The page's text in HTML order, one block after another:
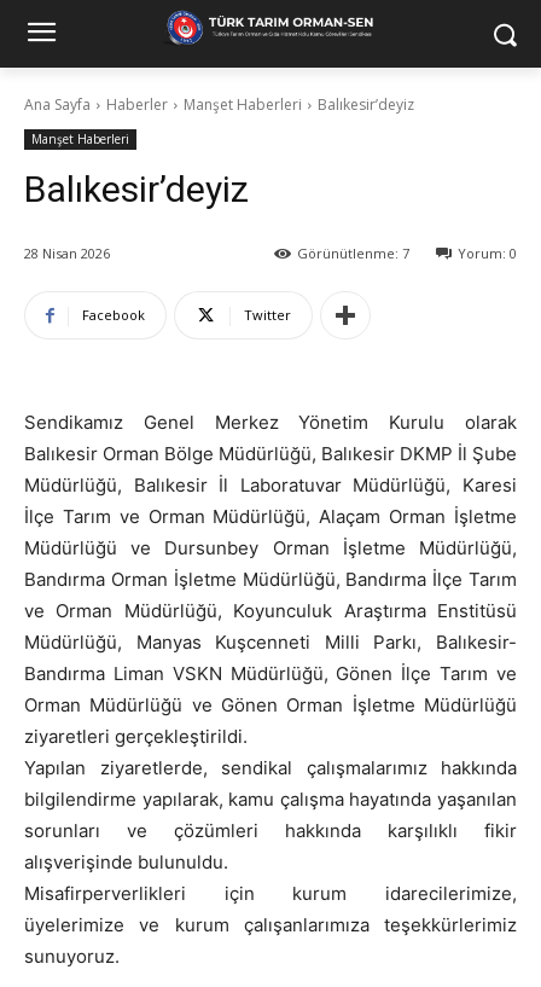
Ana Sayfa Haberler Manşet Haberleri Balıkesir’deyiz
Manşet Haberleri
Balıkesir’deyiz
28 Nisan 2026 Yorum: 0
Görünütlenme: 7
Facebook Twitter
Sendikamız Genel Merkez Yönetim Kurulu olarak
Balıkesir Orman Bölge Müdürlüğü, Balıkesir DKMP İl Şube
Müdürlüğü, Balıkesir İl Laboratuvar Müdürlüğü, Karesi
İlçe Tarım ve Orman Müdürlüğü, Alaçam Orman İşletme
Müdürlüğü ve Dursunbey Orman İşletme Müdürlüğü,
Bandırma Orman İşletme Müdürlüğü, Bandırma İlçe Tarım
ve Orman Müdürlüğü, Koyunculuk Araştırma Enstitüsü
Müdürlüğü, Manyas Kuşcenneti Milli Parkı, Balıkesir-
Bandırma Liman VSKN Müdürlüğü, Gönen İlçe Tarım ve
Orman Müdürlüğü ve Gönen Orman İşletme Müdürlüğü
ziyaretleri gerçekleştirildi.
Yapılan ziyaretlerde, sendikal çalışmalarımız hakkında
bilgilendirme yapılarak, kamu çalışma hayatında yaşanılan
sorunları ve çözümleri hakkında karşılıklı fikir
alışverişinde bulunuldu.
Misafirperverlikleri için kurum idarecilerimize,
üyelerimize ve kurum çalışanlarımıza teşekkürlerimiz
sunuyoruz.